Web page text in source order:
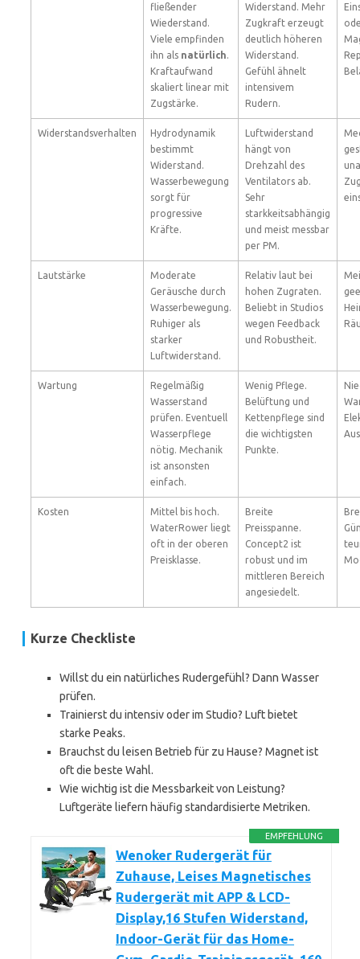
fließender
Wiederstand.
Viele empfinden
ihn als natürlich.
Kraftaufwand
skaliert linear mit
Zugstärke.
Widerstand. Mehr
Zugkraft erzeugt
deutlich höheren
Widerstand.
Gefühl ähnelt
intensivem
Rudern.
Widerstandsverhalten
Hydrodynamik
bestimmt
Widerstand.
Wasserbewegung
sorgt für
progressive
Kräfte.
Luftwiderstand
hängt von
Drehzahl des
Ventilators ab.
Sehr
starkkeitsabhängig
und meist messbar
per PM.
Lautstärke
Moderate
Geräusche durch
Wasserbewegung.
Ruhiger als
starker
Luftwiderstand.
Relativ laut bei
hohen Zugraten.
Beliebt in Studios
wegen Feedback
und Robustheit.
Wartung
Regelmäßig
Wasserstand
prüfen. Eventuell
Wasserpflege
nötig. Mechanik
ist ansonsten
einfach.
Wenig Pflege.
Belüftung und
Kettenpflege sind
die wichtigsten
Punkte.
Kosten
Mittel bis hoch.
WaterRower liegt
oft in der oberen
Preisklasse.
Breite
Preisspanne.
Concept2 ist
robust und im
mittleren Bereich
angesiedelt.
Kurze Checkliste
Willst du ein natürliches Rudergefühl? Dann Wasser
prüfen.
Trainierst du intensiv oder im Studio? Luft bietet
starke Peaks.
Brauchst du leisen Betrieb für zu Hause? Magnet ist
oft die beste Wahl.
Wie wichtig ist die Messbarkeit von Leistung?
Luftgeräte liefern häufig standardisierte Metriken.
EMPFEHLUNG
Wenoker Rudergerät für
Zuhause, Leises Magnetisches
Rudergerät mit APP & LCD-
Display,16 Stufen Widerstand,
Indoor-Gerät für das Home-